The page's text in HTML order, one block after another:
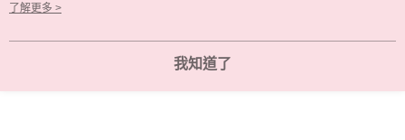
用條款之 Cookie 聲明使用 cookie。
了解更多 >
我知道了